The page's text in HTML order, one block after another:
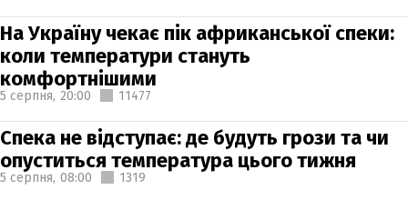
На Україну чекає пік африканської спеки:
коли температури стануть
комфортнішими
5 серпня, 20:00 11477
Спека не відступає: де будуть грози та чи
опуститься температура цього тижня
5 серпня, 08:00 1319